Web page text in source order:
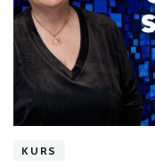
KURS